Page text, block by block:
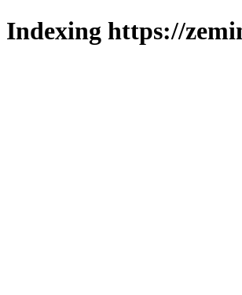
Indexing https://